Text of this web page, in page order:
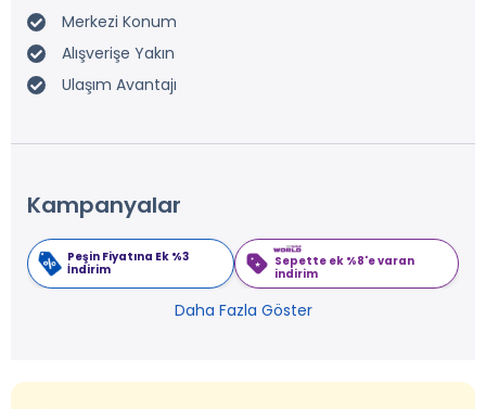
Merkezi Konum
Alışverişe Yakın
Ulaşım Avantajı
Kampanyalar
Peşin Fiyatına Ek %3
İndirim
Sepette ek %8'e varan
indirim
Daha Fazla Göster